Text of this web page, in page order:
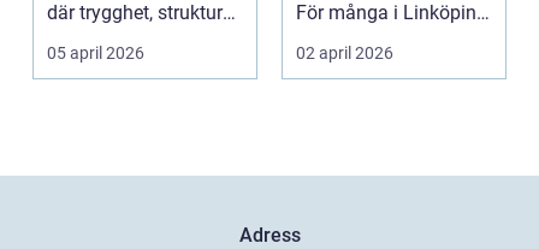
där trygghet, struktur
och professione...
05 april 2026
För många i Linköping
har regelbunden ma...
02 april 2026
Adress